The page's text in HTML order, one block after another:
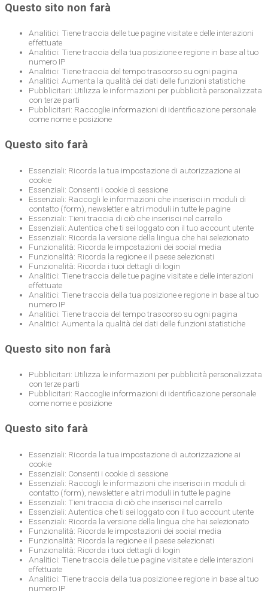
Questo sito non farà
Analitici: Tiene traccia delle tue pagine visitate e delle interazioni
effettuate
Analitici: Tiene traccia della tua posizione e regione in base al tuo
numero IP
Analitici: Tiene traccia del tempo trascorso su ogni pagina
Analitici: Aumenta la qualità dei dati delle funzioni statistiche
Pubblicitari: Utilizza le informazioni per pubblicità personalizzata
con terze parti
Pubblicitari: Raccoglie informazioni di identificazione personale
come nome e posizione
Questo sito farà
Essenziali: Ricorda la tua impostazione di autorizzazione ai
cookie
Essenziali: Consenti i cookie di sessione
Essenziali: Raccogli le informazioni che inserisci in moduli di
contatto (form), newsletter e altri moduli in tutte le pagine
Essenziali: Tieni traccia di ciò che inserisci nel carrello
Essenziali: Autentica che ti sei loggato con il tuo account utente
Essenziali: Ricorda la versione della lingua che hai selezionato
Funzionalità: Ricorda le impostazioni dei social media
Funzionalità: Ricorda la regione e il paese selezionati
Funzionalità: Ricorda i tuoi dettagli di login
Analitici: Tiene traccia delle tue pagine visitate e delle interazioni
effettuate
Analitici: Tiene traccia della tua posizione e regione in base al tuo
numero IP
Analitici: Tiene traccia del tempo trascorso su ogni pagina
Analitici: Aumenta la qualità dei dati delle funzioni statistiche
Questo sito non farà
Pubblicitari: Utilizza le informazioni per pubblicità personalizzata
con terze parti
Pubblicitari: Raccoglie informazioni di identificazione personale
come nome e posizione
Questo sito farà
Essenziali: Ricorda la tua impostazione di autorizzazione ai
cookie
Essenziali: Consenti i cookie di sessione
Essenziali: Raccogli le informazioni che inserisci in moduli di
contatto (form), newsletter e altri moduli in tutte le pagine
Essenziali: Tieni traccia di ciò che inserisci nel carrello
Essenziali: Autentica che ti sei loggato con il tuo account utente
Essenziali: Ricorda la versione della lingua che hai selezionato
Funzionalità: Ricorda le impostazioni dei social media
Funzionalità: Ricorda la regione e il paese selezionati
Funzionalità: Ricorda i tuoi dettagli di login
Analitici: Tiene traccia delle tue pagine visitate e delle interazioni
effettuate
Analitici: Tiene traccia della tua posizione e regione in base al tuo
numero IP